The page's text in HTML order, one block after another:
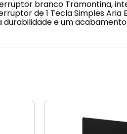
branco Tramontina,
de 1 Tecla Simples
e um